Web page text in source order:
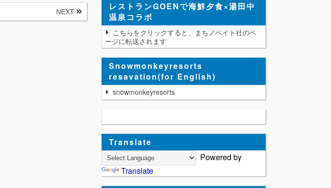
NEXT
レストランGOENで海鮮夕食×湯田中
温泉コラボ
こちらをクリックすると、まちノベイト社のペ
ージに転送されます
Snowmonkeyresorts
resavation(for English)
snowmonkeyresorts
Translate
Powered by
Translate